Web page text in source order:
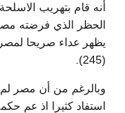
أنه قام بتهريب
الحظر الذي فرضته
يظهر عداء صريحا لمصر
(245).
وبالرغم من أن مصر لم
استفاد كثيرا اذ عم